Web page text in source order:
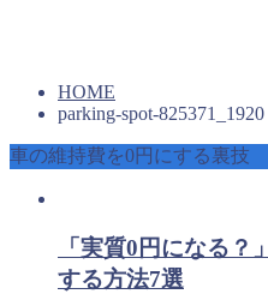
HOME
parking-spot-825371_1920
車の維持費を0円にする裏技
「実質0円になる
する方法7選